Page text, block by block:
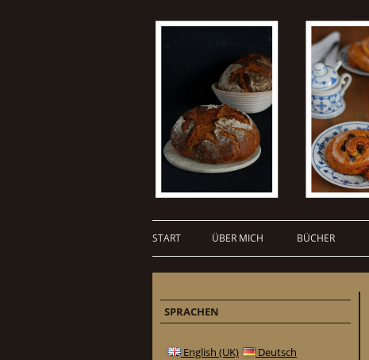
START ÜBER MICH BÜCHER
SPRACHEN
English (UK) Deutsch